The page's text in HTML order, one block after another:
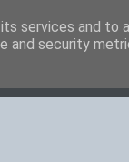
services and to
and security